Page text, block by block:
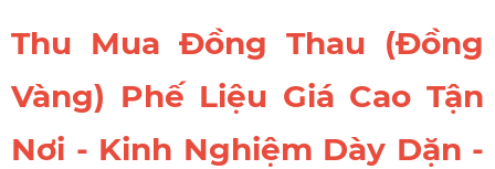
Thu Mua Đồng Thau (Đồng
Vàng) Phế Liệu Giá Cao Tận
Nơi - Kinh Nghiệm Dày Dặn -